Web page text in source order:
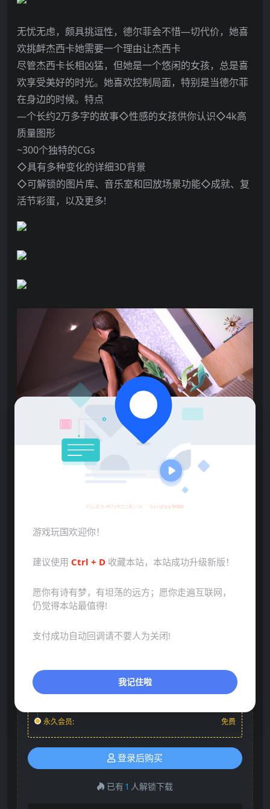
无忧无虑，颇具挑逗性，德尔菲会不惜—切代价，她喜
欢挑衅杰西卡她需要一个理由让杰西卡
尽管杰西卡长相凶猛，但她是一个悠闲的女孩，总是喜
欢享受美好的时光。她喜欢控制局面，特别是当德尔菲
在身边的时候。特点
—个长约2万多字的故事◇性感的女孩供你认识◇4k高
质量图形
~300个独特的CGs
◇具有多种变化的详细3D背景
◇可解锁的图片库、音乐室和回放场景功能◇成就、复
活节彩蛋，以及更多!
声明：本站所有文章，如无特殊说明或标注，均为本站原
创发布。任何个人或组织，在未征得本站同意时，禁止复
制、盗用、采集、发布本站内容到任何网站、书籍等各类媒
们进行处理。
本资源需权限下载
5金币
VIP折扣
永久会员:
免费
登录后购买
已有 1 人解锁下载
游戏玩国温馨提示：
游戏玩国欢迎你！
建议使用 Ctrl + D 收藏本站，本站成功升级新版！
愿你有诗有梦，有坦荡的远方；愿你走遍互联网，
仍觉得本站最值得!
支付成功自动回调请不要人为关闭!
我记住啦